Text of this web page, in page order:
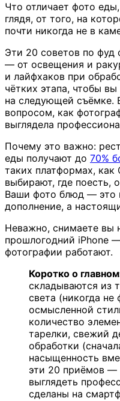
Что отличает фото
глядя, от того, на
почти никогда не в
Эти 20 советов по фуд
— от освещения и
и лайфхаков при
чётких этапа, чтобы
на следующей съёмке.
вопросом, как
выглядела
Почему это важно:
еды получают до 70%
таких платформах, как
выбирают, где поесть,
Ваши фото блюд — это
дополнение, а
Неважно, снимаете вы
прошлогодний iPhone
фотографии работают.
Коротко о
складываются из
света (никогда не
осмысленной
количество
тарелки, свежий
обработки
насыщенность
эти 20 приёмов —
выглядеть
сделаны на